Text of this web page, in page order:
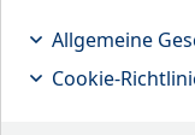
Die Stunde
Allgemeine
Cookie-